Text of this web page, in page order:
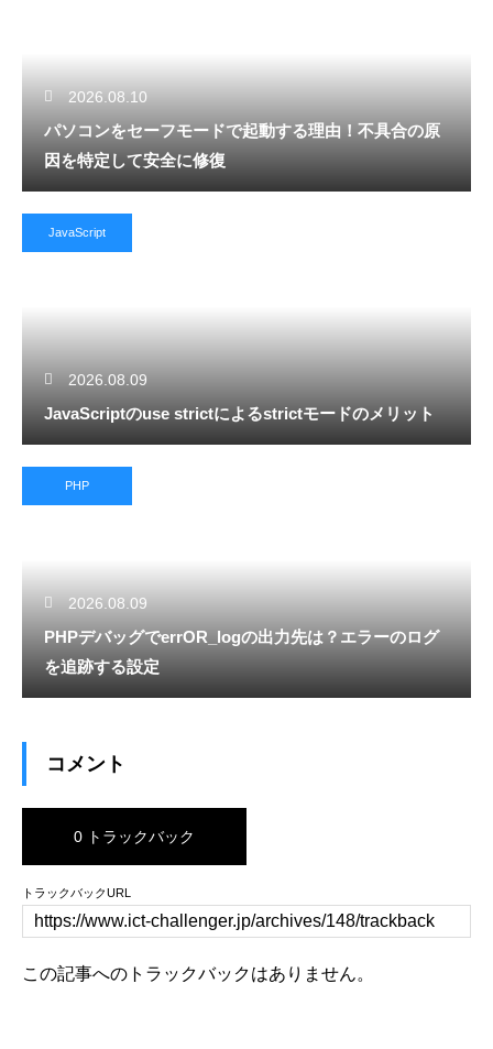
2026.08.10
パソコンをセーフモードで起動する理由！不具合の原
因を特定して安全に修復
JavaScript
2026.08.09
JavaScriptのuse strictによるstrictモードのメリット
PHP
2026.08.09
PHPデバッグでerrOR_logの出力先は？エラーのログ
を追跡する設定
コメント
0 トラックバック
トラックバックURL
この記事へのトラックバックはありません。